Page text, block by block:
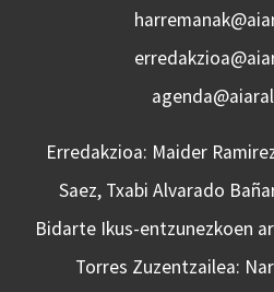
Erredakzioa: Maider
Saez, Txabi Alvarado
Bidarte Ikus-entzunezkoen
Torres Zuzentzailea: